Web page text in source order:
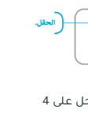
في قاعدة بيانات دفتر العناوين يحتوي كل سجل على 4